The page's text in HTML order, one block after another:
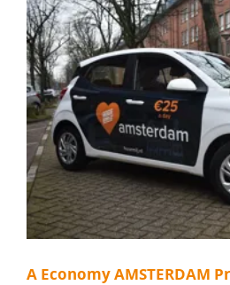
A Economy AMSTERDAM